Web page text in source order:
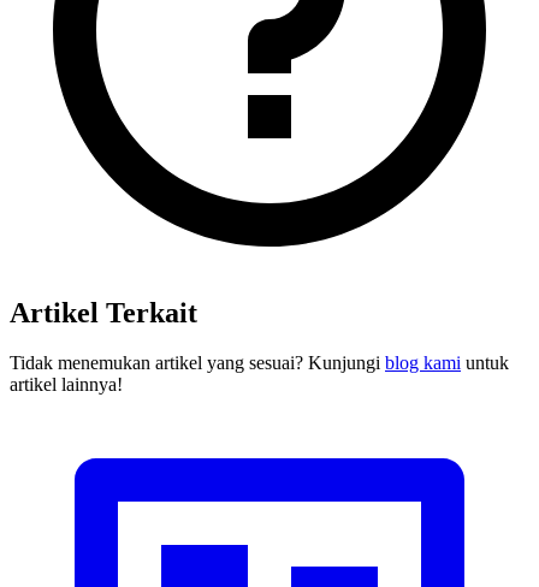
Artikel Terkait
Tidak menemukan artikel yang sesuai? Kunjungi blog kami untuk
artikel lainnya!